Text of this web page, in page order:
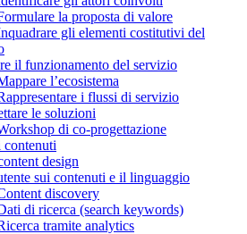
la proposta di valore
gli elementi costitutivi del
il funzionamento del servizio
l’ecosistema
i flussi di servizio
le soluzioni
di co-progettazione
contenuti
design
sui contenuti e il linguaggio
discovery
di ricerca (search keywords)
tramite analytics